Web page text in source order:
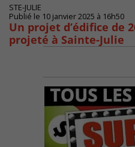
STE-JULIE
Publié le 10 janvier 2025 à 16h50
Un projet d’édifice de
projeté à Sainte-Julie